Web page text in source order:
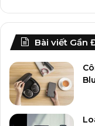
Bài viết Gần